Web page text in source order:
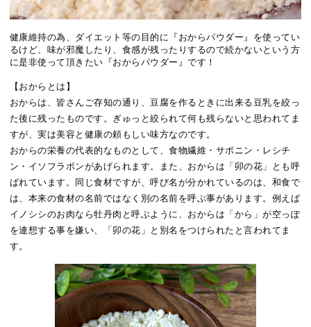
健康維持の為、ダイエット等の目的に『おからパウダー』を使ってい
るけど、味が邪魔したり、食感が残ったりするので続かないという方
に是非使って頂きたい『おからパウダー』です！
【おからとは】
おからは、皆さんご存知の通り、豆腐を作るときに出来る豆乳を絞っ
た後に残ったものです。ぎゅっと絞られて何も残らないと思われてま
すが、実は美容と健康の頼もしい味方なのです。
おからの栄養の代表的なものとして、食物繊維・サポニン・レシチ
ン・イソフラボンがあげられます。また、おからは「卯の花」とも呼
ばれています。同じ食材ですが、呼び名が分かれているのは、和食で
は、本来の食材の名前ではなく別の名前を呼ぶ事があります。例えば
イノシシのお肉なら牡丹肉と呼ぶように、おからは「から」が空っぽ
を連想する事を嫌い、「卯の花」と別名をつけられたと言われてま
す。